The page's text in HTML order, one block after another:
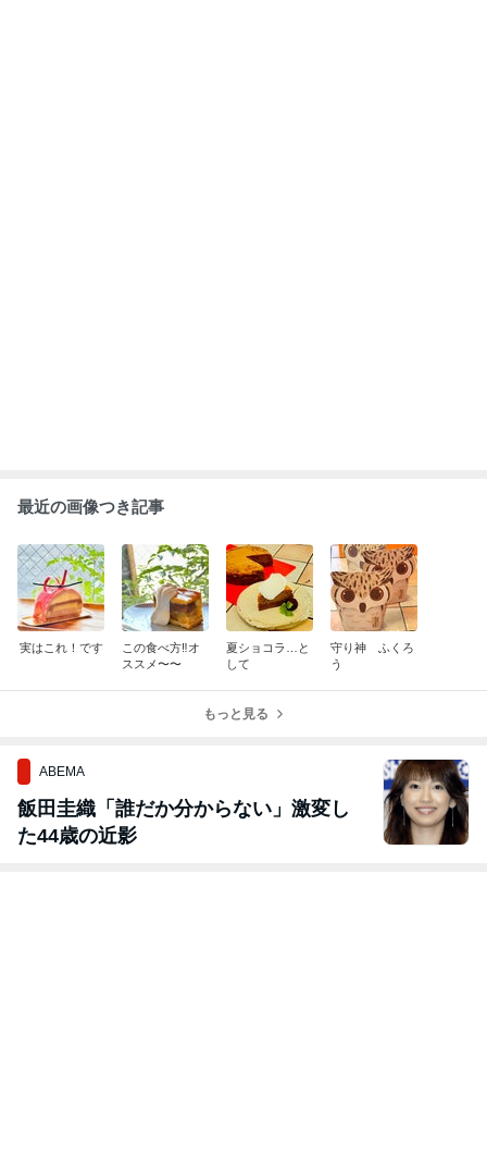
最近の画像つき記事
実はこれ！です
この食べ方‼️オ
ススメ〜〜
夏ショコラ…と
して
守り神 ふくろ
う
もっと見る
ABEMA
飯田圭織「誰だか分からない」激変し
た44歳の近影